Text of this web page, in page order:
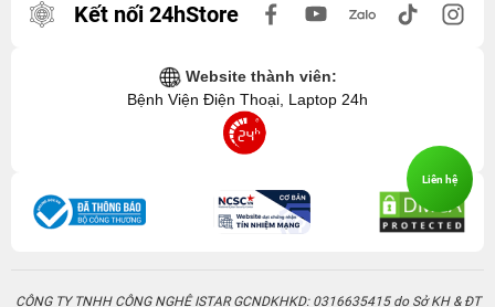
Kết nối 24hStore
Website thành viên:
Bệnh Viện Điện Thoại, Laptop 24h
CÔNG TY TNHH CÔNG NGHỆ ISTAR GCNDKHKD: 0316635415 do Sở KH & ĐT
Liên hệ